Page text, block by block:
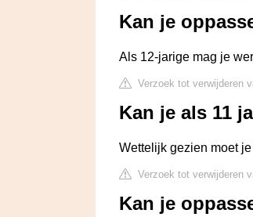
Kan je
Als 12-jarige mag je
Verzoek tot verwijderen
Kan je als 11
Wettelijk gezien moet
Verzoek tot verwijderen
Kan je